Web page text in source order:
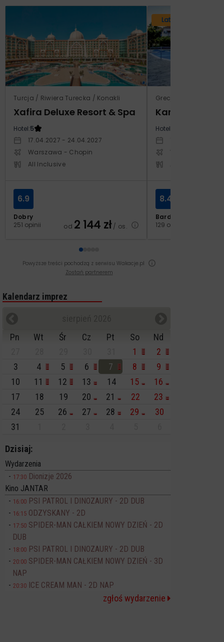
Turcja / Riwiera Turecka / Konakli
Xafira Deluxe Resort & Spa
Hotel:5
17.04.2027 - 24.04.2027
Warszawa - Chopin
All Inclusive
Dobry
251 opinii
6.9
od 2 144 zł/ os.
Lato 2026
Grecja / Samos /
Kampos
Hotel:
Warszawa -
Bardzo dobry
129 opinii
8.4
Powyższe treści pochodzą z serwisu Wakacje.pl
Zostań partnerem
Kalendarz imprez
Pn
Wt Śr Cz Pt So
Nd
1
2
3
4 5 6 7 8
9
10
11 12 13 14 15
16
17
18 19 20 21 22
23
24
25 26 27 28 29
30
31
Dzisiaj:
Wydarzenia
17:30 Dionizje 2026
Kino JANTAR
16:00 PSI PATROL I DINOZAURY - 2D DUB
16:15 ODZYSKANY - 2D
17:50 SPIDER-MAN CAŁKIEM NOWY DZIEŃ - 2D
DUB
18:00 PSI PATROL I DINOZAURY - 2D DUB
20:00 SPIDER-MAN CAŁKIEM NOWY DZIEŃ - 3D
NAP
20:30 ICE CREAM MAN - 2D NAP
zgłoś wydarzenie